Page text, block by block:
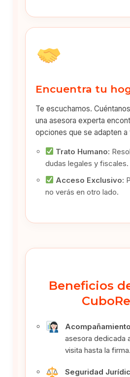
Encuentra tu
Te escuchamos.
una asesora experta
opciones que se adapten a
Trato Humano:
dudas legales y fiscales.
Acceso Exclusivo:
no verás en otro lado.
Beneficios
Acompañamiento
asesora dedicada
visita hasta la firma.
Seguridad